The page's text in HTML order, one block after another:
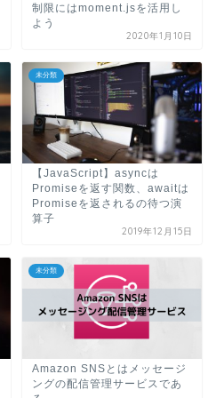
制限にはmoment.jsを活用し
よう
2020年1月10日
未分類
【JavaScript】asyncは
Promiseを返す関数、awaitは
Promiseを返されるの待つ演
算子
2019年12月15日
未分類
Amazon SNSとはメッセージ
ングの配信管理サービスであ